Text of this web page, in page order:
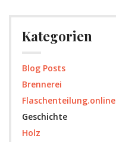
Kategorien
Blog Posts
Brennerei
Flaschenteilung.online
Geschichte
Holz